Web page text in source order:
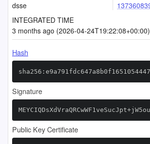
dsse
INTEGRATED TIME
3 months ago (2026-04-24T19:22:08+00:00)
Hash
Signature
Public Key Certificate